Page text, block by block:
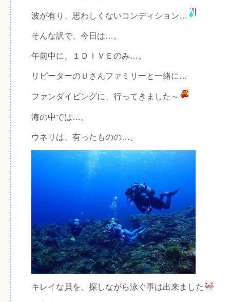
波が有り、思わしくないコンディション…
そんな訳で、今日は…。
午前中に、１ＤＩＶＥのみ…。
リピーターのＵさんファミリーと一緒に…
ファンダイビングに、行ってきました～
海の中では…。
ウネリは、有ったものの…。
キレイな貝を、探しながら泳ぐ事は出来ました